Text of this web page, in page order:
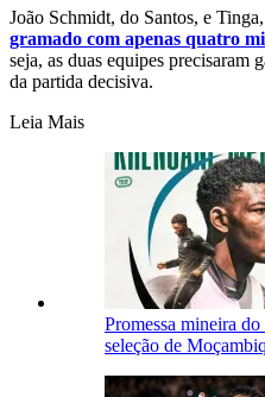
João Schmidt, do Santos, e
gramado com apenas quatro
seja, as duas equipes precisaram
da partida decisiva.
Leia Mais
Promessa mineira
seleção de